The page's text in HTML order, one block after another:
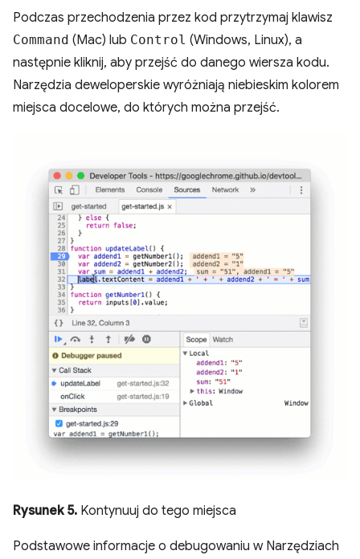
Podczas przechodzenia przez kod przytrzymaj klawisz
Command (Mac) lub Control (Windows, Linux), a
następnie kliknij, aby przejść do danego wiersza kodu.
Narzędzia deweloperskie wyróżniają niebieskim kolorem
miejsca docelowe, do których można przejść.
Rysunek 5. Kontynuuj do tego miejsca
Podstawowe informacje o debugowaniu w Narzędziach